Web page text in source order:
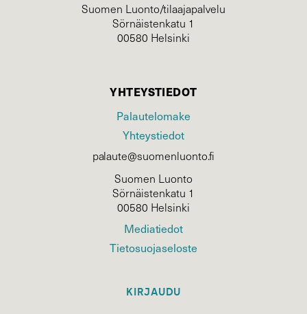
Suomen Luonto/tilaajapalvelu
Sörnäistenkatu 1
00580 Helsinki
YHTEYSTIEDOT
Palautelomake
Yhteystiedot
palaute@suomenluonto.fi
Suomen Luonto
Sörnäistenkatu 1
00580 Helsinki
Mediatiedot
Tietosuojaseloste
KIRJAUDU